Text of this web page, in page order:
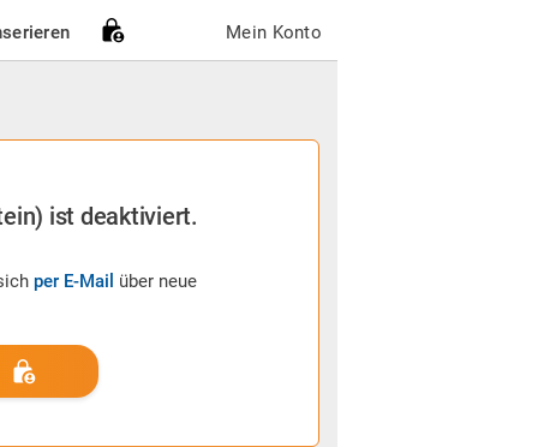
Mein Konto
ist deaktiviert.
per E-Mail über neue